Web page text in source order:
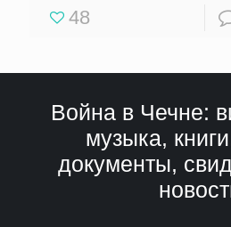
48
Война в Чечне:
музыка,
документы,